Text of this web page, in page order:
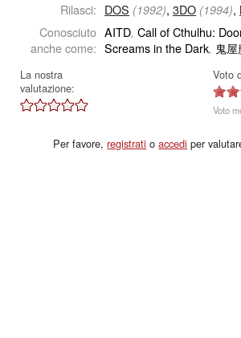
Rilasci: DOS (1992),3DO (1994),
Conosciuto
anche come:
AITD, Call of Cthulhu:
Screams in the Dark, 鬼
La nostra
valutazione:
Voto
Voto
Per favore,registrati oaccedi per